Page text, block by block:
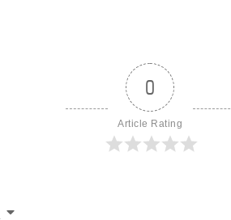
0
Article Rating